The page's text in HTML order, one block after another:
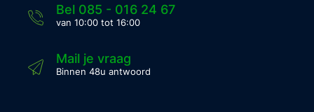
Bel 085 - 016 24 67
van 10:00 tot 16:00
Mail je vraag
Binnen 48u antwoord